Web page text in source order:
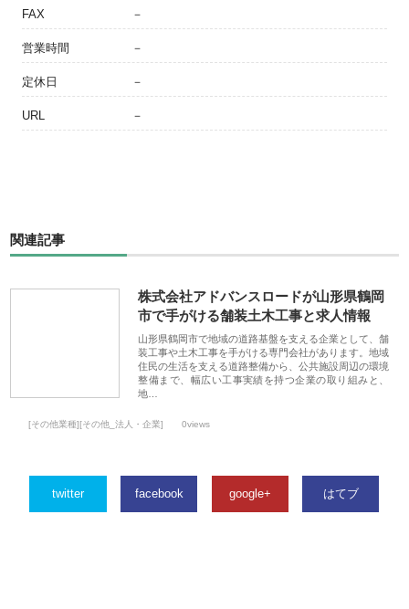
FAX －
営業時間 －
定休日 －
URL －
関連記事
株式会社アドバンスロードが山形県鶴岡
市で手がける舗装土木工事と求人情報
山形県鶴岡市で地域の道路基盤を支える企業として、舗
装工事や土木工事を手がける専門会社があります。地域
住民の生活を支える道路整備から、公共施設周辺の環境
整備まで、幅広い工事実績を持つ企業の取り組みと、
地…
[その他業種][その他_法人・企業] 0views
twitter facebook google+ はてブ